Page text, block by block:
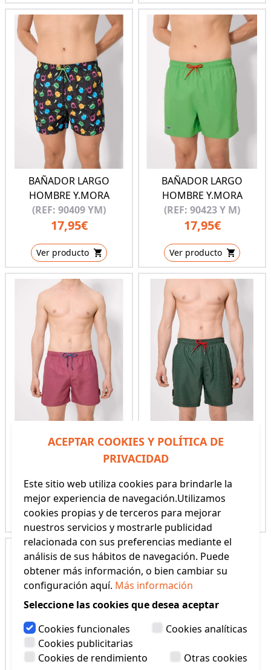
BAÑADOR LARGO
HOMBRE Y.MORA
(REF: 90409 YM)
17,95€
Ver producto
BAÑADOR LARGO
HOMBRE Y.MORA
(REF: 90423 Y M)
17,95€
Ver producto
BAÑADOR LARGO
HOMBRE Y.MORA
12,95€
Ver producto
BAÑADOR LARGO
HOMBRE Y.MORA
19,95€
Ver producto
ACEPTAR COOKIES Y POLÍTICA DE
PRIVACIDAD
Este sitio web utiliza cookies para brindarle la
mejor experiencia de navegación.Utilizamos
cookies propias y de terceros para mejorar
nuestros servicios y mostrarle publicidad
relacionada con sus preferencias mediante el
análisis de sus hábitos de navegación. Puede
obtener más información, o bien cambiar su
configuración aquí. Más información
Seleccione las cookies que desea aceptar
Cookies funcionales
Cookies analíticas
Cookies publicitarias
Cookies de rendimiento
Otras cookies